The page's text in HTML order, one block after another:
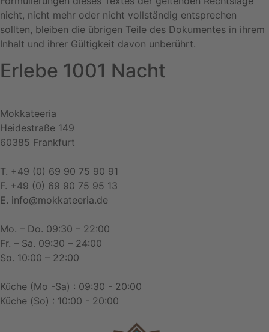
nicht, nicht mehr oder nicht vollständig entsprechen
sollten, bleiben die übrigen Teile des Dokumentes in ihrem
Inhalt und ihrer Gültigkeit davon unberührt.
Erlebe 1001 Nacht
Mokkateeria
Heidestraße 149
60385 Frankfurt
T. +49 (0) 69 90 75 90 91
F. +49 (0) 69 90 75 95 13
E. info@mokkateeria.de
Mo. – Do. 09:30 – 22:00
Fr. – Sa. 09:30 – 24:00
So. 10:00 – 22:00
Küche (Mo -Sa) : 09:30 - 20:00
Küche (So) : 10:00 - 20:00